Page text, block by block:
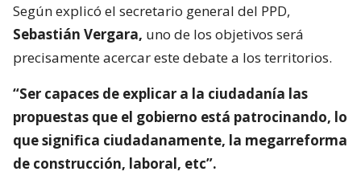
Según explicó el secretario general del PPD,
Sebastián Vergara, uno de los objetivos será
precisamente acercar este debate a los territorios.
“Ser capaces de explicar a la ciudadanía las
propuestas que el gobierno está patrocinando, lo
que significa ciudadanamente, la megarreforma
de construcción, laboral, etc”.